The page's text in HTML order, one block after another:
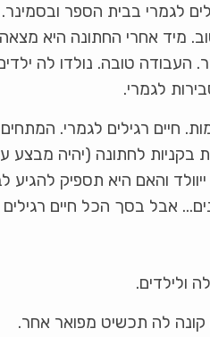
לגמרי בבית הספר
מיד אחרי החתונה היא
טובה. נולדו לה
לגמרי.
חיים רגילים לגמרי.
בקניות לחתונה (יהיה מבצע
והאם היא תספיק להגיע
אבל בסך הכל חיים
ולילדים.
לה תכשיט מפואר אחר.